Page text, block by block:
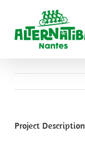
Project Description